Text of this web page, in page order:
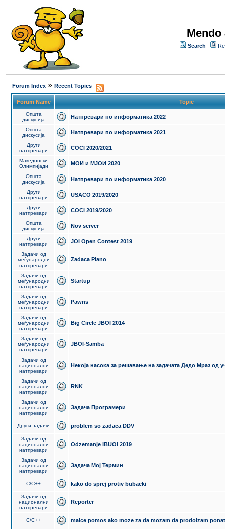
Search
Forum Index » Recent Topics
Forum Name Topic
Општа
дискусија
Натпревари по информатика 2022
Општа
дискусија
Натпревари по информатика 2021
Други
натпревари
COCI 2020/2021
Македонски
Олимпијади
МОИ и МЈОИ 2020
Општа
дискусија
Натпревари по информатика 2020
Други
натпревари
USACO 2019/2020
Други
натпревари
COCI 2019/2020
Општа
дискусија
Nov server
Други
натпревари
JOI Open Contest 2019
Задачи од
меѓународни
натпревари
Zadaca Piano
Задачи од
меѓународни
натпревари
Startup
Задачи од
меѓународни
натпревари
Pawns
Задачи од
меѓународни
натпревари
Big Circle JBOI 2014
Задачи од
меѓународни
натпревари
JBOI-Samba
Задачи од
национални
натпревари
Некоја насока за решавање на задачата Дедо Мраз од
Задачи од
национални
натпревари
RNK
Задачи од
национални
натпревари
Задача Програмери
Други задачи problem so zadaca DDV
Задачи од
национални
натпревари
Odzemanje IBUOI 2019
Задачи од
национални
натпревари
Задача Мој Термин
C/C++ kako do sprej protiv bubacki
Задачи од
национални
натпревари
Reporter
C/C++ malce pomos ako moze za da mozam da prodolzam